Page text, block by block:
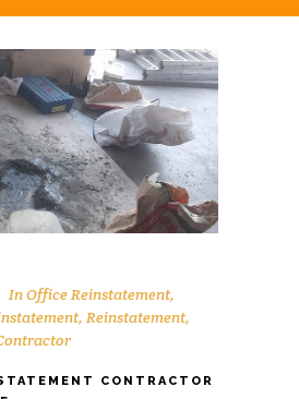
InOffice Reinstatement,
, Reinstatement,
CONTRACTOR